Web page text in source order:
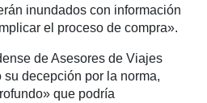
inundados con información
el proceso de compra».
de Asesores de Viajes
decepción por la norma,
que podría